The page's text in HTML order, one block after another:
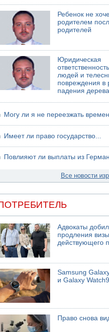
06.08.2026 13:07
Возле Кирьят-Арбы пожар на
06.08.2026 12:06
США не будут давить на Израиль
06.08.2026 11:41
Трое подростков ограбили
Ребенок не
родителем
родителей
Юридическая
людей и
повреждения в
падения
Могу ли я не переезжать
Имеет ли право государство...
Повлияют ли выплаты из
Все новости
Адвокаты
продления
действующего
Samsung
и Galaxy Watch9
Право снова